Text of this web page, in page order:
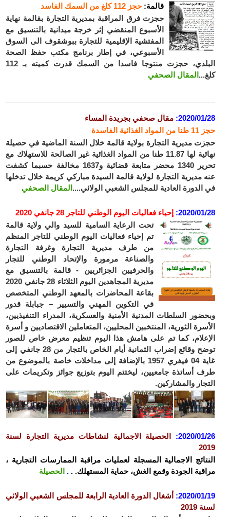
قالمة:
حجز 112 كلغ من السمك الفاسد
حجزت فرق المراقبة بمديرية التجارة بقالمة نهاية
الأسبوع المنقضي إثر خرجة ميدانية بالتنسيق مع
المفتشية الإقليمية للتجارة ببوشقوف الى السوق
الأسبوعي، في إطار برنامج مكتب حفظ الصحة
البلدي، حجزت منتوجا فاسدا من السمك قدرت كميته بـ 112
المقال الصحفي
2020/
:مقال صحفي بجريدة المساء
مديرية التجارة بولاية قالمة خلال السنة الماضية في حصيلة
نهائية لها 11.87 طنا من المواد الغذائية غير الصالحة للاستهلاك مع
تحرير 1340 محضر متابعة قضائية و1637 مخالفة حسبما كشفت
مديرية التجارة لولاية قالمة السيدة مباركي كريمة خلال تدخلها
العادية للمجلس الشعبي الولائي....المقال الصحفي
2020/
:إحياء فعاليات اليوم الوطني للتاجر 28 جانفي 2020
تحت الرعاية السامية للسيد والي ولاية قالمة
تم إحياء فعاليات اليوم الوطني للتاجر المنظم
من طرف مديرية التجارة وغرفة التجارة
والصناعة مرمورة والإتحاد الوطني للتجار
والحرفيين الجزائريين - قالمة بالتنسيق مع
مديرية المجاهدين اليوم الثلاثاء 28 جانفي 2020
بقاعة المحاضرات بالمعهد الوطني المتخصص
في التكوين المهني والتسيير – جبابلة قدور
السلطات المدنية الأمنية والعسكرية، المدراء التنفيذيين،
الثورية، المنتخبين المحليين، المتعاملين الاقتصاديين و أسرة
كما تم على هامش هذا اليوم تنظيم معرض خاص للصور
توضح وقائع إضراب الثمانية أيام الخاص بالتجار من 28 جانفي إلى
غاية 04 فيفري 1957 بالإضافة إلى مداخلات خاصة بالموضوع من
أساتذة جامعيين، ليختتم اليوم بتوزيع جوائز وتكريمات على
والمشاركين.
2020/
:الحصيلة الاجمالية لنشاطات مديرية التجارة لسنة
الاجمالية المسجلة لعمليات مراقبة الممارسات التجارية ،
الجودة وقمع الغش، حماية المستهلك. ..الحصيلة
2020/
: أشغال الدورة العادية الرابعة للمجلس الشعبي الولائي